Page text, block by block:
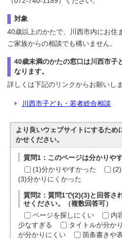
対象
40歳以上のかたで、川西市内にお住
ご家族からの相談でも構いません。
40歳未満のかたの窓口は川西市子
なります。
詳しくは下記のリンクからお願いしま
川西市子ども・若者総合相談
より良いウェブサイトにするため
かせください。
質問1：このページは分かりや
(1)分かりやすかった
(3)分かりにくかった
質問2：質問1で(2)(3)と回答さ
せください。（複数回答可）
ページを探しにくい
内
少なすぎる
タイトルが分か
が分かりにくい
箇条書きや